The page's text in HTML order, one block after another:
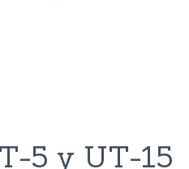
5 y UT-15